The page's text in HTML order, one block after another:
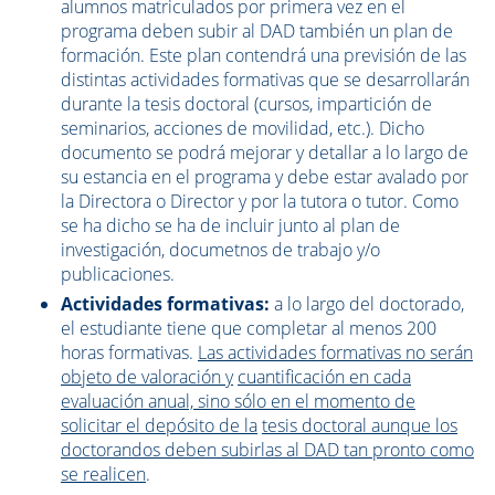
alumnos matriculados por primera vez en el
programa deben subir al DAD también un plan de
formación. Este plan contendrá una previsión de las
distintas actividades formativas que se desarrollarán
durante la tesis doctoral (cursos, impartición de
seminarios, acciones de movilidad, etc.). Dicho
documento se podrá mejorar y detallar a lo largo de
su estancia en el programa y debe estar avalado por
la Directora o Director y por la tutora o tutor. Como
se ha dicho se ha de incluir junto al plan de
investigación, documetnos de trabajo y/o
publicaciones.
Actividades formativas: a lo largo del doctorado,
el estudiante tiene que completar al menos 200
horas formativas. Las actividades formativas no serán
objeto de valoración y cuantificación en cada
evaluación anual, sino sólo en el momento de
solicitar el depósito de latesis doctoral aunque los
doctorandos deben subirlas al DAD tan pronto como
se realicen.